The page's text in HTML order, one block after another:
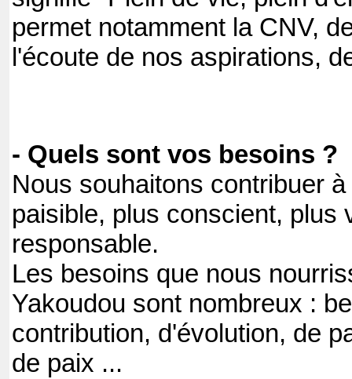
permet notamment la CNV,
l'écoute de nos aspirations,
- Quels sont vos besoins ?
Nous souhaitons contribuer
paisible, plus conscient, plus
responsable.
Les besoins que nous
Yakoudou sont nombreux :
contribution, d'évolution, de
de paix ...